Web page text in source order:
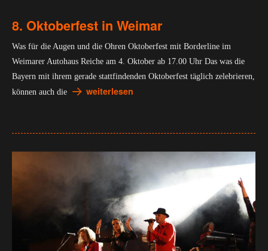
8. Oktoberfest in Weimar
Was für die Augen und die Ohren Oktoberfest mit Borderline im
Weimarer Autohaus Reiche am 4. Oktober ab 17.00 Uhr Das was die
Bayern mit ihrem gerade stattfindenden Oktoberfest täglich zelebrieren,
können auch die
weiterlesen